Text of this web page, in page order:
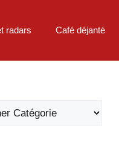
radars Café déjanté